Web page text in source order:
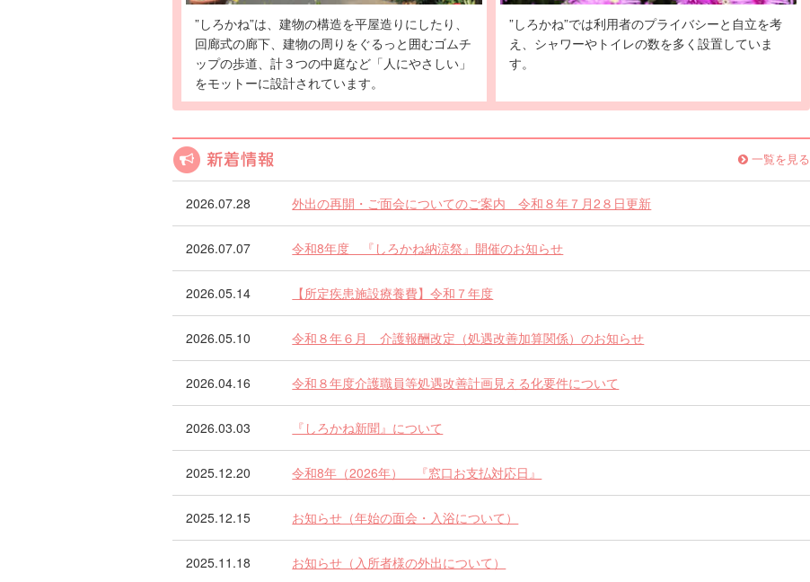
”しろかね”は、建物の構造を平屋造りにしたり、
回廊式の廊下、建物の周りをぐるっと囲むゴムチ
ップの歩道、計３つの中庭など「人にやさしい」
をモットーに設計されています。
”しろかね”では利用者のプライバシーと自立を考
え、シャワーやトイレの数を多く設置していま
す。
お知らせ
一覧を見る
2026.07.28 外出の再開・ご面会についてのご案内 令和８年７月2８日更新
2026.07.07 令和8年度 『しろかね納涼祭』開催のお知らせ
2026.05.14 【所定疾患施設療養費】令和７年度
2026.05.10 令和８年６月 介護報酬改定（処遇改善加算関係）のお知らせ
2026.04.16 令和８年度介護職員等処遇改善計画見える化要件について
2026.03.03 『しろかね新聞』について
2025.12.20 令和8年（2026年） 『窓口お支払対応日』
2025.12.15 お知らせ（年始の面会・入浴について）
2025.11.18 お知らせ（入所者様の外出について）